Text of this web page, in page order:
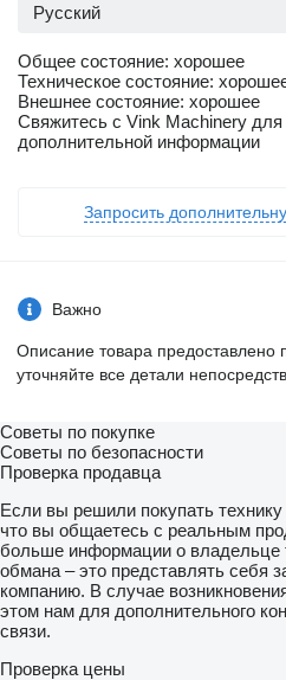
Русский
Общее состояние: хорошее
Техническое состояние:
Внешнее состояние: хорошее
Свяжитесь с Vink Machinery для
дополнительной информации
Запросить
Важно
Описание товара предоставлено
уточняйте все детали
Советы по покупке
Советы по безопасности
Проверка продавца
Если вы решили покупать
что вы общаетесь с реальным
больше информации о владельце
обмана – это представлять себя
компанию. В случае
этом нам для дополнительного
связи.
Проверка цены